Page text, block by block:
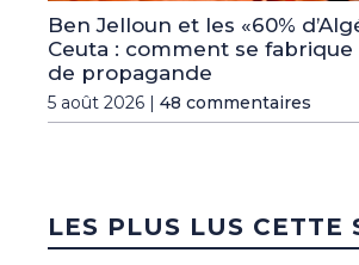
Ben Jelloun et les «60%
Ceuta : comment se
de propagande
5 août 2026 | 48 commentaires
LES PLUS LUS CETTE